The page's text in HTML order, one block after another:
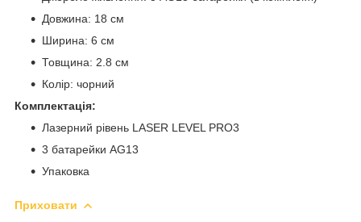
Довжина: 18 см
Ширина: 6 см
Товщина: 2.8 см
Колір: чорний
Комплектація:
Лазерний рівень LASER LEVEL PRO3
3 батарейки АG13
Упаковка
Приховати